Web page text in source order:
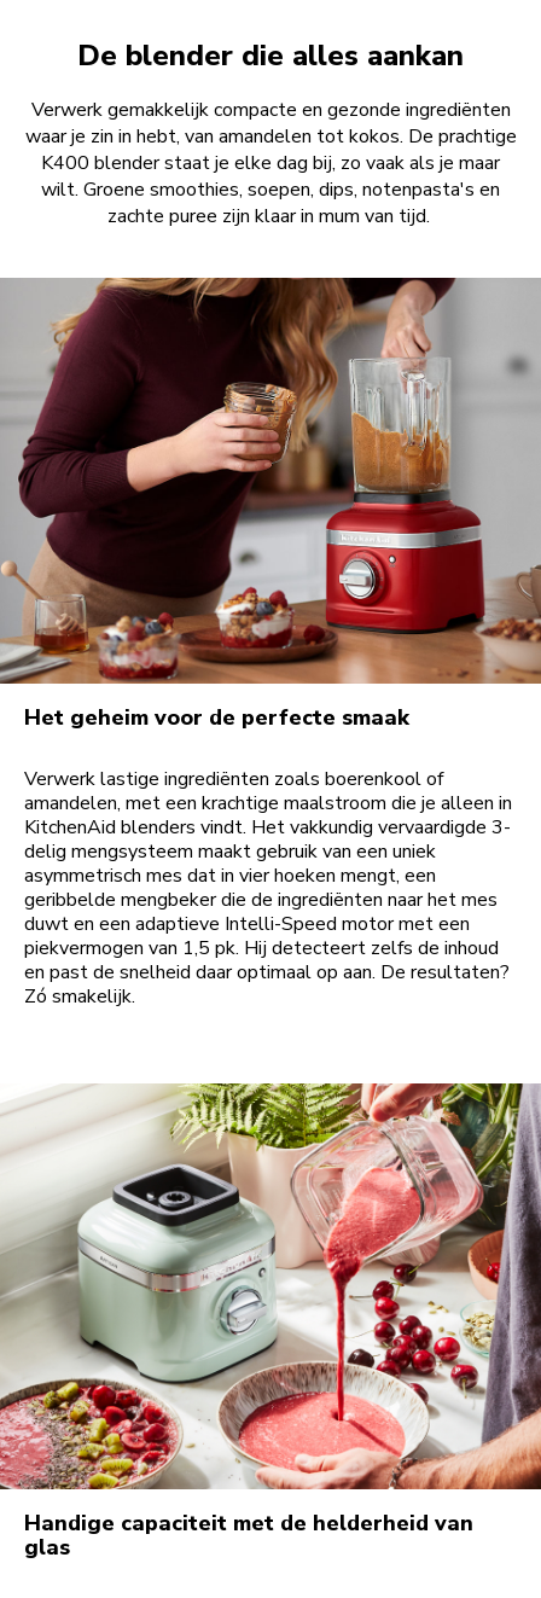
De blender die alles aankan
Verwerk gemakkelijk compacte en gezonde ingrediënten
waar je zin in hebt, van amandelen tot kokos. De prachtige
K400 blender staat je elke dag bij, zo vaak als je maar
wilt. Groene smoothies, soepen, dips, notenpasta's en
zachte puree zijn klaar in mum van tijd.
Het geheim voor de perfecte smaak
Verwerk lastige ingrediënten zoals boerenkool of
amandelen, met een krachtige maalstroom die je alleen in
KitchenAid blenders vindt. Het vakkundig vervaardigde 3-
delig mengsysteem maakt gebruik van een uniek
asymmetrisch mes dat in vier hoeken mengt, een
geribbelde mengbeker die de ingrediënten naar het mes
duwt en een adaptieve Intelli-Speed motor met een
piekvermogen van 1,5 pk. Hij detecteert zelfs de inhoud
en past de snelheid daar optimaal op aan. De resultaten?
Zó smakelijk.
Handige capaciteit met de helderheid van
glas